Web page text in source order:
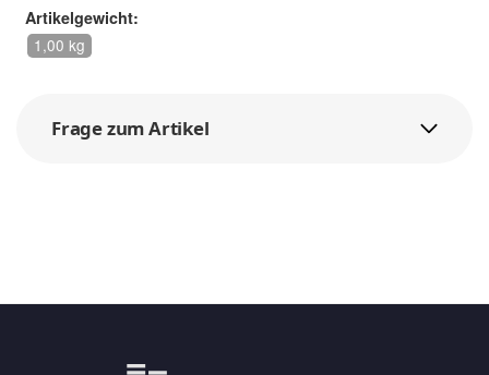
Artikelgewicht:
1,00 kg
Frage zum Artikel